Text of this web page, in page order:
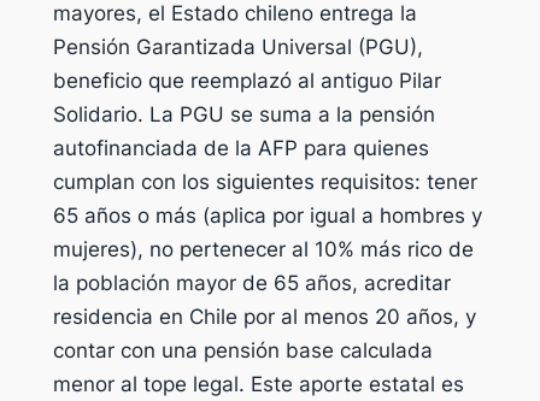
mayores, el Estado chileno entrega la
Pensión Garantizada Universal (PGU),
beneficio que reemplazó al antiguo Pilar
Solidario. La PGU se suma a la pensión
autofinanciada de la AFP para quienes
cumplan con los siguientes requisitos: tener
65 años o más (aplica por igual a hombres y
mujeres), no pertenecer al 10% más rico de
la población mayor de 65 años, acreditar
residencia en Chile por al menos 20 años, y
contar con una pensión base calculada
menor al tope legal. Este aporte estatal es